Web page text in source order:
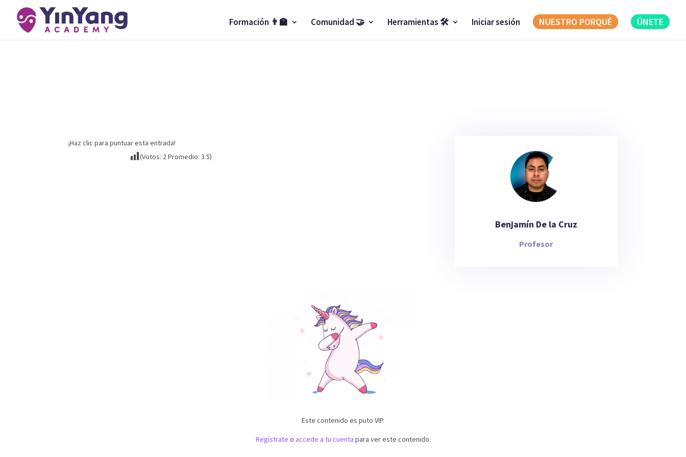
Formación 👨‍🏫 Comunidad 🤝 Herramientas 🛠️ Iniciar sesión NUESTRO PORQUÉ ÚNETE
¡Haz clic para puntuar esta entrada!
(Votos: 2Promedio:3.5)
Benjamín De la Cruz
Profesor
Este contenido es puto VIP.
Regístrate o accede a tu cuenta para ver este contenido.